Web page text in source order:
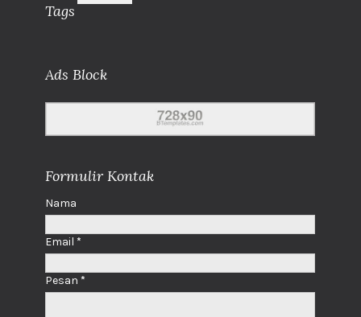
Tags
Ads Block
Formulir Kontak
Nama
Email *
Pesan *